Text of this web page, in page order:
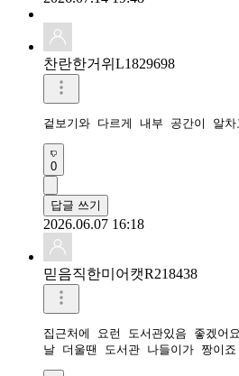
찬란한거위L1829698
겉보기와 다르게 내부 공간이 알
0
답글 쓰기
2026.06.07 16:18
믿음직한미어캣R218438
집근처에 요런 도서관있음 좋겠어요
날 더울땐 도서관 나들이가 짱이죠